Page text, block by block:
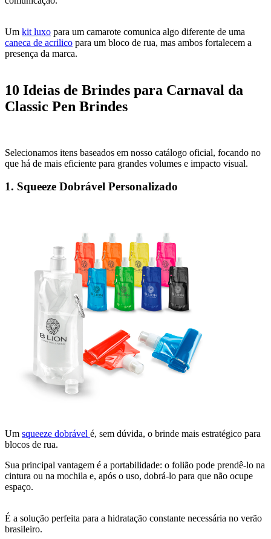
Um kit luxo para um camarote comunica algo diferente de uma
caneca de acrilico para um bloco de rua, mas ambos fortalecem a
presença da marca.
10 Ideias de Brindes para Carnaval da
Classic Pen Brindes
Selecionamos itens baseados em nosso catálogo oficial, focando no
que há de mais eficiente para grandes volumes e impacto visual.
1. Squeeze Dobrável Personalizado
Um squeeze dobrável é, sem dúvida, o brinde mais estratégico para
blocos de rua.
Sua principal vantagem é a portabilidade: o folião pode prendê-lo na
cintura ou na mochila e, após o uso, dobrá-lo para que não ocupe
espaço.
É a solução perfeita para a hidratação constante necessária no verão
brasileiro.